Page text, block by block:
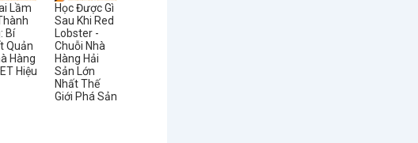
Lầm
Bí
Quản
Hàng
Hiệu
Học Được Gì
Sau Khi Red
Lobster -
Chuỗi Nhà
Hàng Hải
Sản Lớn
Nhất Thế
Giới Phá Sản